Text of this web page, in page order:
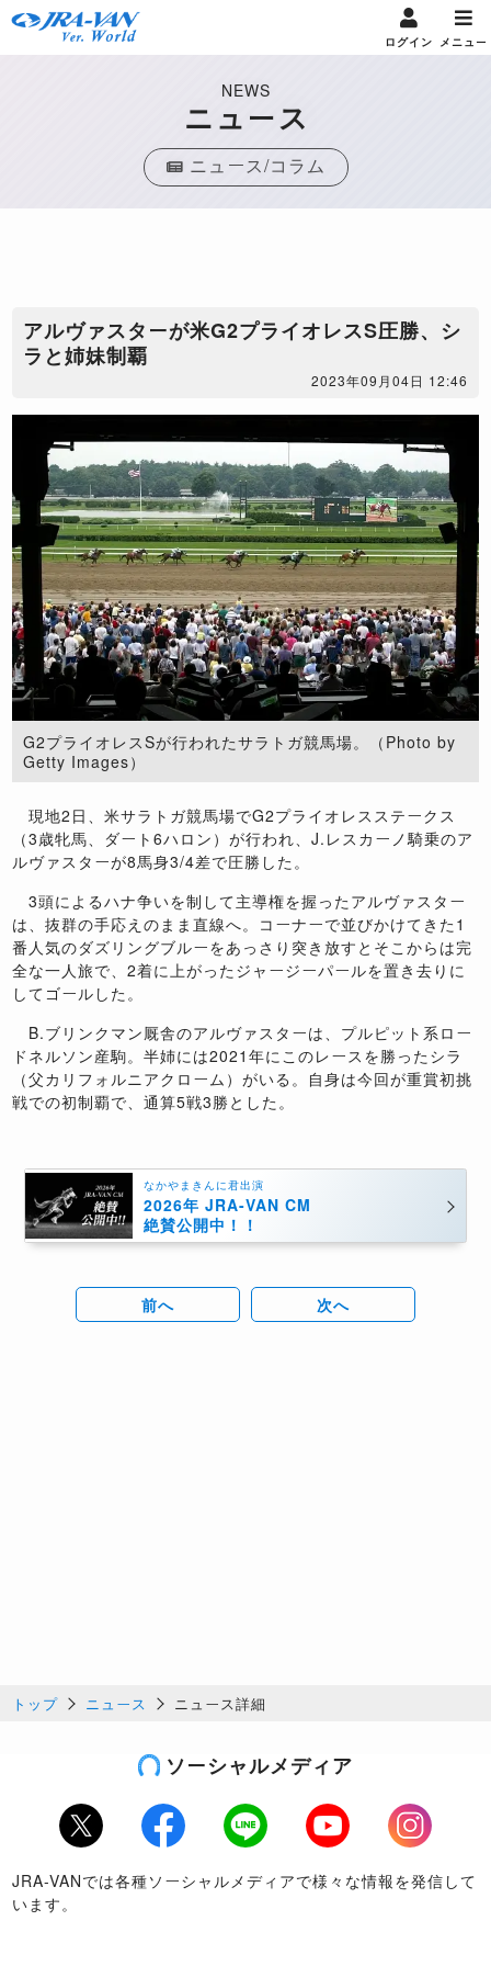
ログイン メニュー
NEWS
ニュース
ニュース/コラム
アルヴァスターが米G2プライオレスS圧勝、シ
ラと姉妹制覇
2023年09月04日 12:46
G2プライオレスSが行われたサラトガ競馬場。（Photo by
Getty Images）
現地2日、米サラトガ競馬場でG2プライオレスステークス
（3歳牝馬、ダート6ハロン）が行われ、J.レスカーノ騎乗のア
ルヴァスターが8馬身3/4差で圧勝した。
3頭によるハナ争いを制して主導権を握ったアルヴァスター
は、抜群の手応えのまま直線へ。コーナーで並びかけてきた1
番人気のダズリングブルーをあっさり突き放すとそこからは完
全な一人旅で、2着に上がったジャージーパールを置き去りに
してゴールした。
B.ブリンクマン厩舎のアルヴァスターは、プルピット系ロー
ドネルソン産駒。半姉には2021年にこのレースを勝ったシラ
（父カリフォルニアクローム）がいる。自身は今回が重賞初挑
戦での初制覇で、通算5戦3勝とした。
なかやまきんに君出演
2026年 JRA-VAN CM
絶賛公開中！！
前へ 次へ
トップ ニュース ニュース詳細
ソーシャルメディア
Twitter Facebook LINE Youtube
Instagram
JRA-VANでは各種ソーシャルメディアで様々な情報を発信して
います。